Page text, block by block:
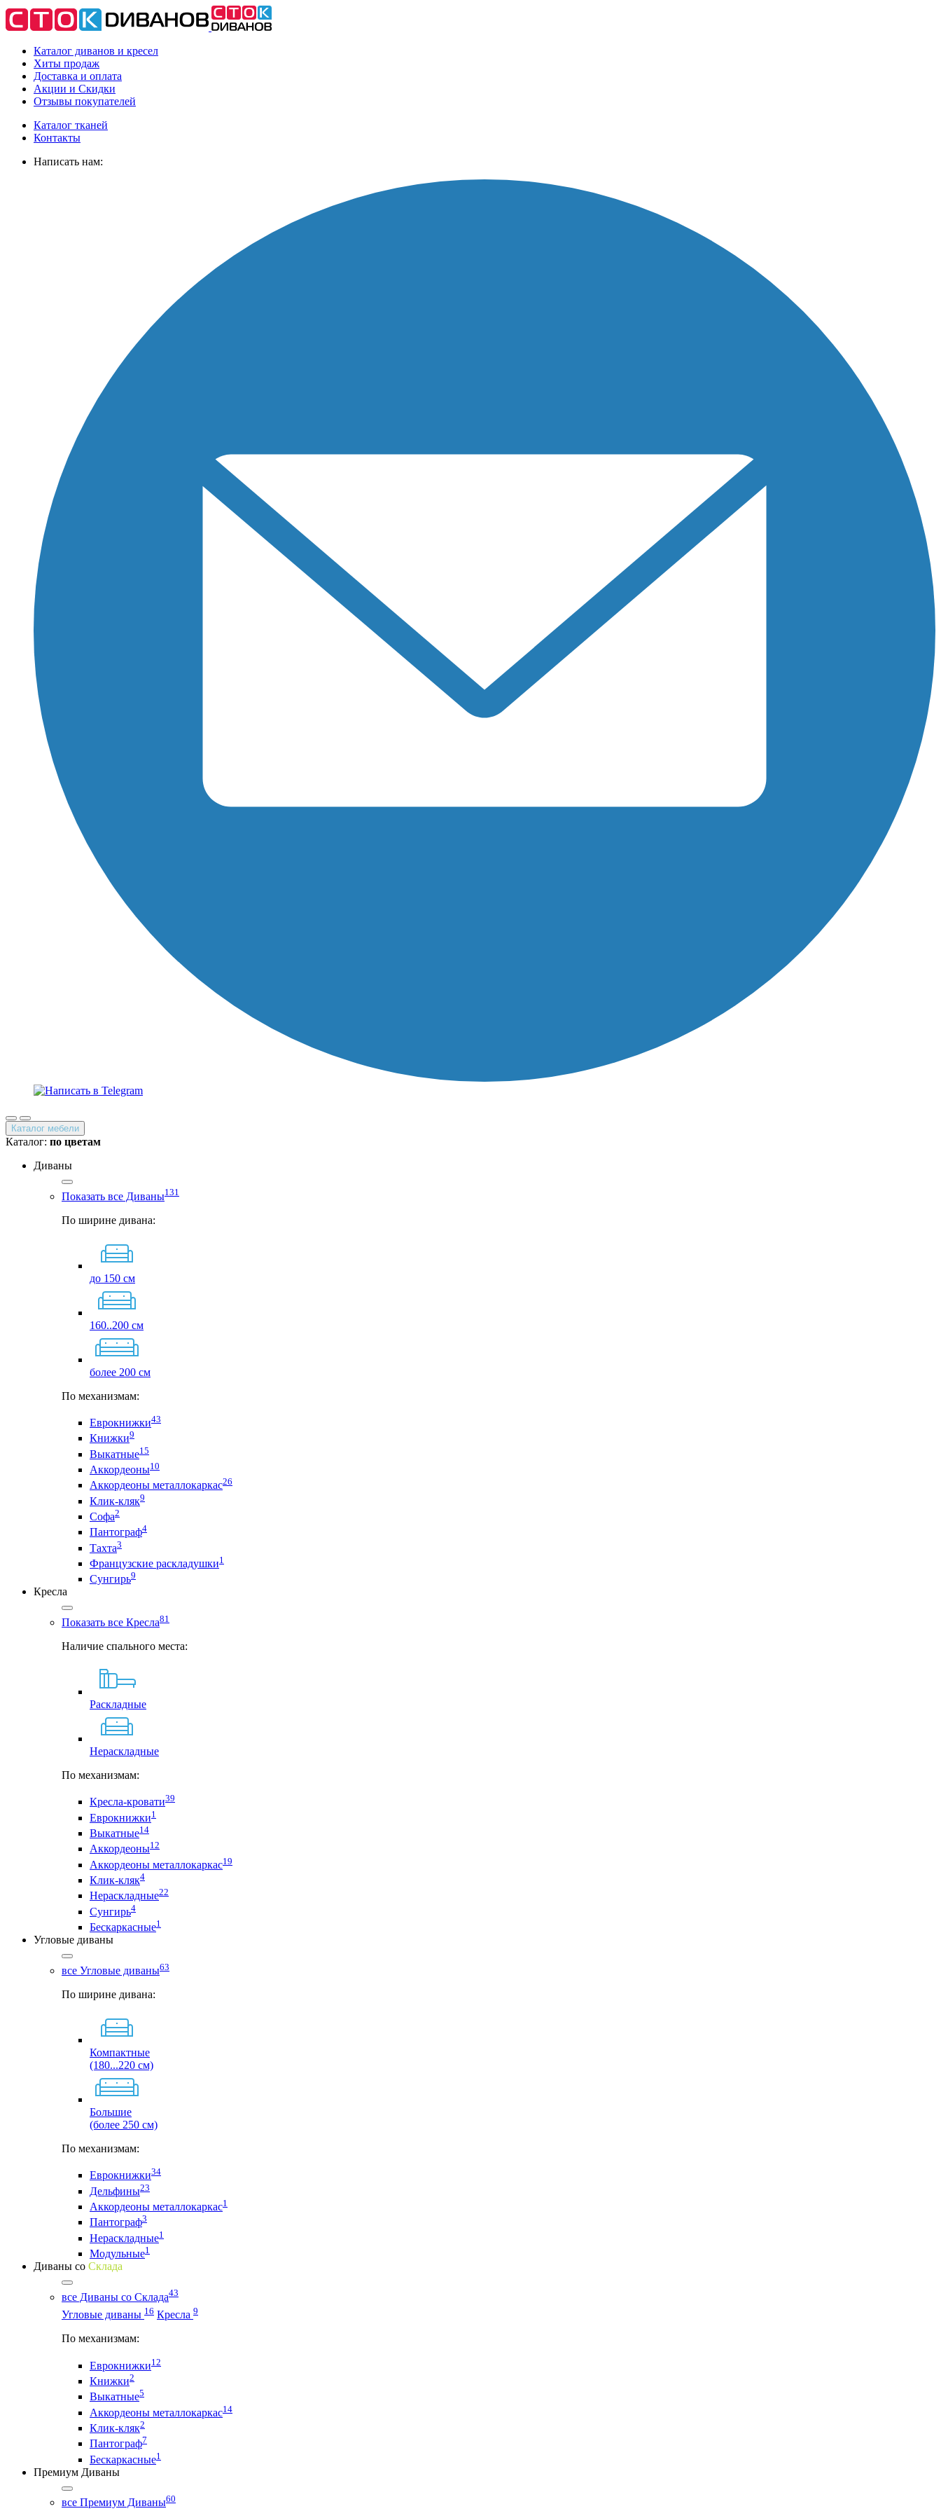
Каталог диванов и кресел
Хиты продаж
Доставка и оплата
Акции и Скидки
Отзывы покупателей
Каталог тканей
Контакты
Написать нам:
Каталог мебели
Каталог: по цветам
Диваны
Показать все Диваны131
По ширине дивана:
до 150 см
160..200 см
более 200 см
По механизмам:
Еврокнижки43
Книжки9
Выкатные15
Аккордеоны10
Аккордеоны металлокаркас26
Клик-кляк9
Софа2
Пантограф4
Тахта3
Французские раскладушки1
Сунгирь9
Кресла
Показать все Кресла81
Наличие спального места:
Раскладные
Нераскладные
По механизмам:
Кресла-кровати39
Еврокнижки1
Выкатные14
Аккордеоны12
Аккордеоны металлокаркас19
Клик-кляк4
Нераскладные22
Сунгирь4
Бескаркасные1
Угловые диваны
все Угловые диваны63
По ширине дивана:
Компактные
(180...220 см)
Большие
(более 250 см)
По механизмам:
Еврокнижки34
Дельфины23
Аккордеоны металлокаркас1
Пантограф3
Нераскладные1
Модульные1
Диваны со Склада
все Диваны со Склада43
Угловые диваны 16 Кресла 9
По механизмам:
Еврокнижки12
Книжки2
Выкатные5
Аккордеоны металлокаркас14
Клик-кляк2
Пантограф7
Бескаркасные1
Премиум Диваны
все Премиум Диваны60